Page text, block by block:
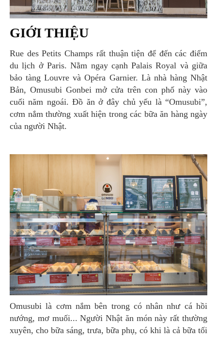
GIỚI THIỆU
Rue des Petits Champs rất thuận tiện để đến các điểm
du lịch ở Paris. Nằm ngay cạnh Palais Royal và giữa
bảo tàng Louvre và Opéra Garnier. Là nhà hàng Nhật
Bản, Omusubi Gonbei mở cửa trên con phố này vào
cuối năm ngoái. Đồ ăn ở đây chủ yếu là “Omusubi”,
cơm nắm thường xuất hiện trong các bữa ăn hàng ngày
của người Nhật.
Omusubi là cơm nắm bên trong có nhân như cá hồi
nướng, mơ muối... Người Nhật ăn món này rất thường
xuyên, cho bữa sáng, trưa, bữa phụ, có khi là cả bữa tối